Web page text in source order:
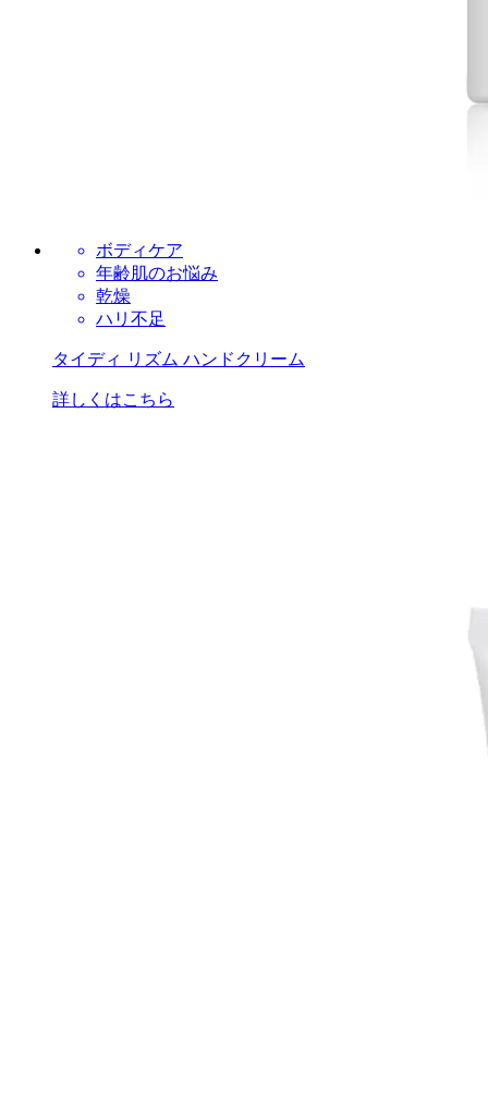
ボディケア
年齢肌のお悩み
乾燥
ハリ不足
タイディ リズム ハンドクリーム
詳しくはこちら